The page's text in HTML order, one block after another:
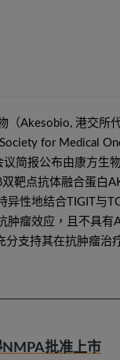
（Akesobio, 港交所
for Medical
简报公布由康方生
靶点抗体融合蛋白
异性地结合TIGIT与
肿瘤效应，且不具有
支持其在抗肿瘤治
批准上市